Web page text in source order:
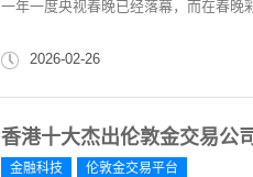
一年一度央视春晚已经落幕，而在春晚
2026-02-26
香港十大杰出伦敦金交易公
金融科技 伦敦金交易平台